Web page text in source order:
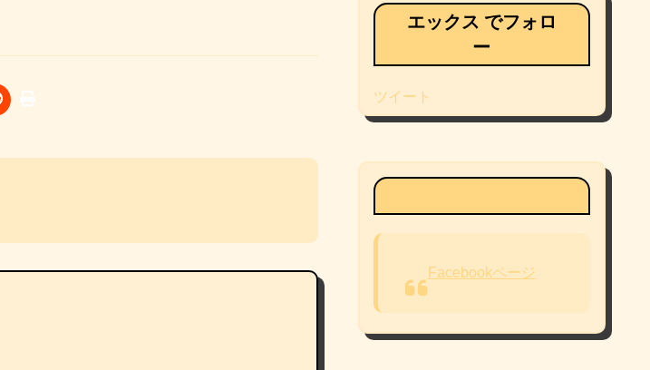
エックス でフォロ
ー
ツイート
Facebookページ